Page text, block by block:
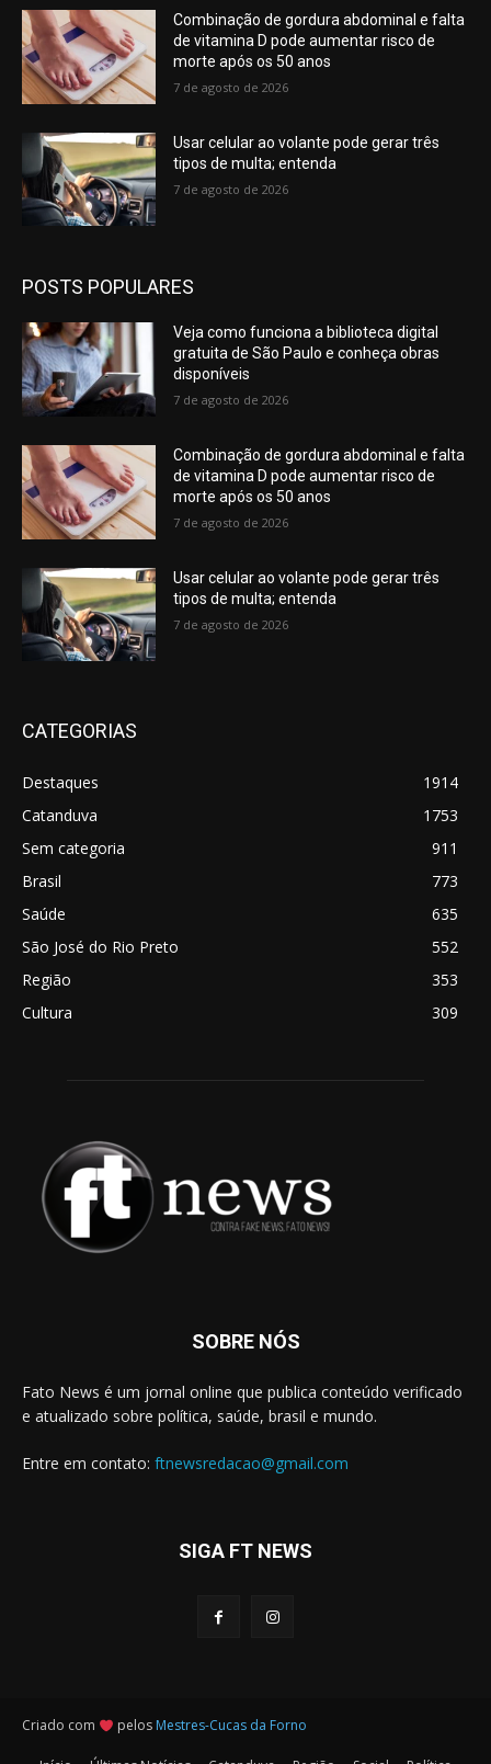
Combinação de gordura abdominal e falta
de vitamina D pode aumentar risco de
morte após os 50 anos
7 de agosto de 2026
Usar celular ao volante pode gerar três
tipos de multa; entenda
7 de agosto de 2026
POSTS POPULARES
Veja como funciona a biblioteca digital
gratuita de São Paulo e conheça obras
disponíveis
7 de agosto de 2026
Combinação de gordura abdominal e falta
de vitamina D pode aumentar risco de
morte após os 50 anos
7 de agosto de 2026
Usar celular ao volante pode gerar três
tipos de multa; entenda
7 de agosto de 2026
CATEGORIAS
Destaques
1914
Catanduva
1753
Sem categoria
911
Brasil
773
Saúde
635
São José do Rio Preto
552
Região
353
Cultura
309
SOBRE NÓS
Fato News é um jornal online que publica conteúdo verificado
e atualizado sobre política, saúde, brasil e mundo.
Entre em contato: ftnewsredacao@gmail.com
SIGA FT NEWS
Criado com pelos Mestres-Cucas da Forno